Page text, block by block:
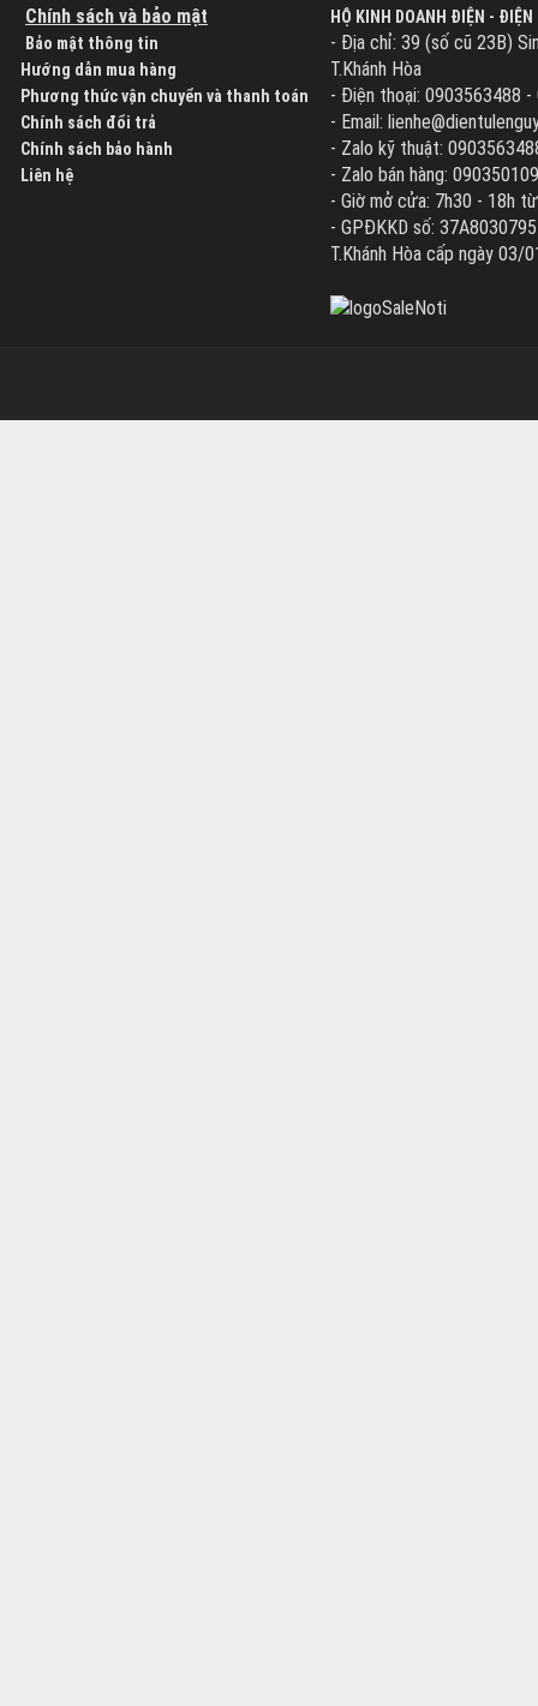
Chính sách và bảo mật
Bảo mật thông tin
Hướng dẫn mua hàng
Phương thức vận chuyển và thanh toán
Chính sách đổi trả
Chính sách bảo hành
Liên hệ
HỘ KINH DOANH ĐIỆN - ĐIỆN
- Địa chỉ: 39 (số cũ 23B)
T.Khánh Hòa
- Điện thoại: 0903563488
- Email:
- Zalo kỹ thuật:
- Zalo bán hàng:
- Giờ mở cửa: 7h30 - 18h
- GPĐKKD số:
T.Khánh Hòa cấp ngày 03/